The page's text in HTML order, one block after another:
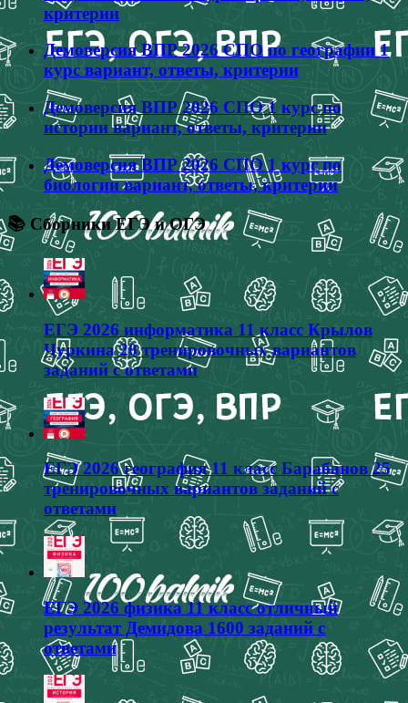
критерии
Демоверсия ВПР 2026 СПО по географии 1
курс вариант, ответы, критерии
Демоверсия ВПР 2026 СПО 1 курс по
истории вариант, ответы, критерии
Демоверсия ВПР 2026 СПО 1 курс по
биологии вариант, ответы, критерии
📚 Сборники ЕГЭ и ОГЭ
ЕГЭ 2026 информатика 11 класс Крылов
Чуркина 20 тренировочных вариантов
заданий с ответами
ЕГЭ 2026 география 11 класс Барабанов 25
тренировочных вариантов заданий с
ответами
ЕГЭ 2026 физика 11 класс отличный
результат Демидова 1600 заданий с
ответами